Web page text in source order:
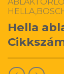
Hella